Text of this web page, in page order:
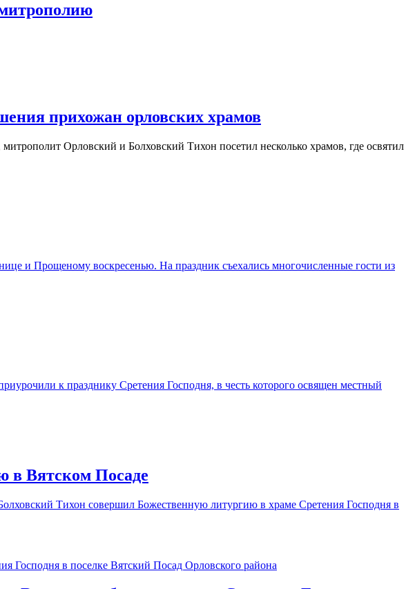
прихожан орловских храмов
митрополит Орловский и Болховский Тихон посетил несколько храмов, где освятил
и Прощеному воскресенью. На праздник съехались многочисленные гости из
к празднику Сретения Господня, в честь которого освящен местный
в Вятском Посаде
Тихон совершил Божественную литургию в храме Сретения Господня в